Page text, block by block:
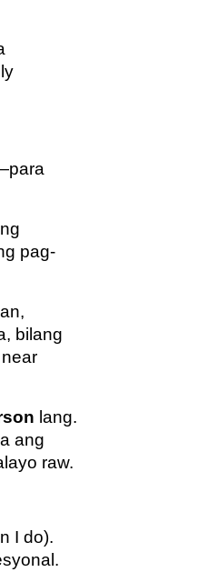
pag-
bilang
lang.
ang
raw.
I do).